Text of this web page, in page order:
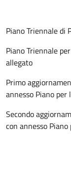
Piano Triennale di
Piano Triennale
allegato
Primo
annesso Piano
Secondo
con annesso